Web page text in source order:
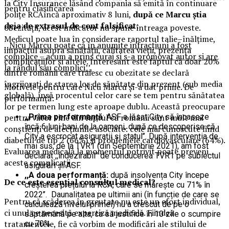
la City Insurance lăsând compania să emită în continuare
polițe RCAîncă aproximativ 8 luni, după ce Marcu știa
deja de extrasul de cont falsificat:
,,Nicu Marcu poate că în anumite infracțiuni a fost
complice – acum a prins curaj și s-a promovat autor și are
la rândul său complici’’.
Motivele pentru care Nicu Marcu și-a dat prime. De
performanță:
,,Prima performanță: ASF a lăsat City să încaseze
încă 6 luni bani de la oameni, după ce descoperise că
City a escrocat asigurații și statul’’. După intervenția de
mai sus, de la TVR1 (din Septembrie 2021), am fost
declarat ,,indezirabil’’ de conducerea TVR1 pe subiectul
asigurări și ASF.
,,A doua performanță: după insolvența City începe
creșterea prețului la RCA, care se mărește cu 71% în
2022’’. Daunalitatea pe ultimii ani (în funcție de care se
calculează nivelul primei) nu a crescut de pe o
săptămână pe alta, ca să justifice în 10 zile o scumpire
cu 70%.
pentru clasificarea
obezității, acest indicator nu spune întreaga poveste.
Medicul poate lua în considerare raportul talie–înălțime,
impactul asupra sănătății, calitatea vieții, prezența
complicațiilor și altele. Interesant este faptul că doar 20%
dintre românii care trăiesc cu obezitate se declară
îngrijorați de starea lor de sănătate din prezent (sub media
globală), însă procentul celor care se tem pentru sănătatea
lor pe termen lung este aproape dublu. Această preocupare
pentru viitor vine din faptul că românii sunt mult mai
conștienți de afecțiunile asociate: cele mai cunoscute fiind
diabetul de tip 2 (66%) și problemele cardiovasculare (64%).
Evaluarea medicală la momentul potrivit poate preveni
aceste complicații.
De ce este esențial consultul medical?
Pentru că scăderea în greutate nu este un efort individual,
ci unul ce necesită expertiză medicală. Fiindcă
tratamentele, fie că vorbim de modificări ale stilului de